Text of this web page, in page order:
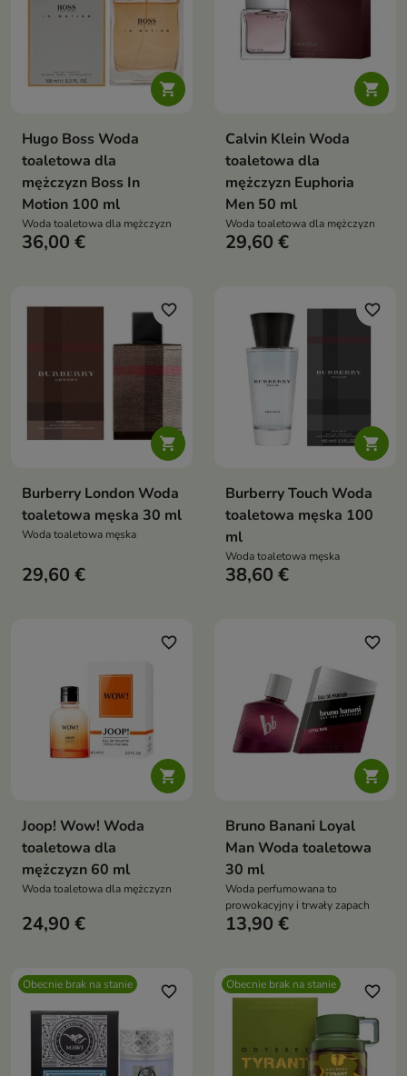

Hugo Boss Woda
toaletowa dla
mężczyzn Boss In
Motion 100 ml
Woda toaletowa dla mężczyzn
36,00 €

Calvin Klein Woda
toaletowa dla
mężczyzn Euphoria
Men 50 ml
Woda toaletowa dla mężczyzn
29,60 €

favorite_border
Burberry London Woda
toaletowa męska 30 ml
Woda toaletowa męska
29,60 €

favorite_border
Burberry Touch Woda
toaletowa męska 100
ml
Woda toaletowa męska
38,60 €

favorite_border
Joop! Wow! Woda
toaletowa dla
mężczyzn 60 ml
Woda toaletowa dla mężczyzn
24,90 €

favorite_border
Bruno Banani Loyal
Man Woda toaletowa
30 ml
Woda perfumowana to
prowokacyjny i trwały zapach
13,90 €
Obecnie brak na stanie favorite_border Obecnie brak na stanie favorite_border